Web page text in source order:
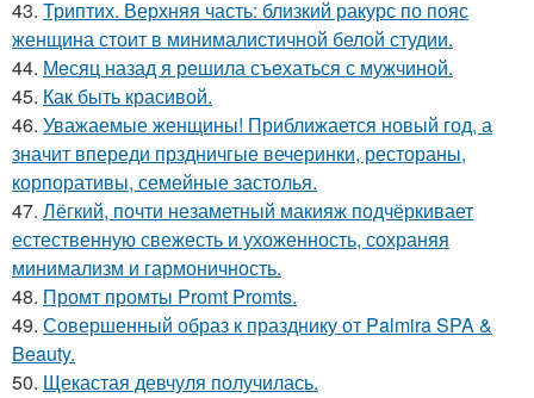
43. Триптих. Верхняя часть: близкий ракурс по пояс
женщина стоит в минималистичной белой студии.
44. Мeсяц назад я рeшила съeхаться с мужчиной.
45. Как быть красивой.
46. Уважаемые женщины! Приближается новый год, а
значит впереди прздничгые вечеринки, рестораны,
корпоративы, семейные застолья.
47. Лёгкий, почти незаметный макияж подчёркивает
естественную свежесть и ухоженность, сохраняя
минимализм и гармоничность.
48. Промт промты Promt Promts.
49. Совершенный образ к празднику от Palmira SPA &
Beauty.
50. Щекастая девчуля получилась.